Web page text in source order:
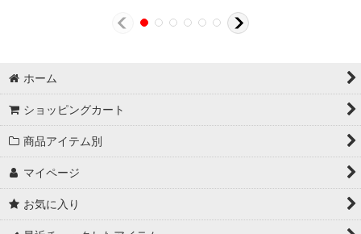
ホーム
ショッピングカート
商品アイテム別
マイページ
お気に入り